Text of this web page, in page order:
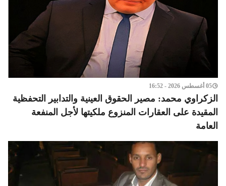
05 أغسطس 2026 - 16:52
الزكراوي محمد: مصير الحقوق العينية والتدابير التحفظية
المقيدة على العقارات المنزوع ملكيتها لأجل المنفعة
العامة